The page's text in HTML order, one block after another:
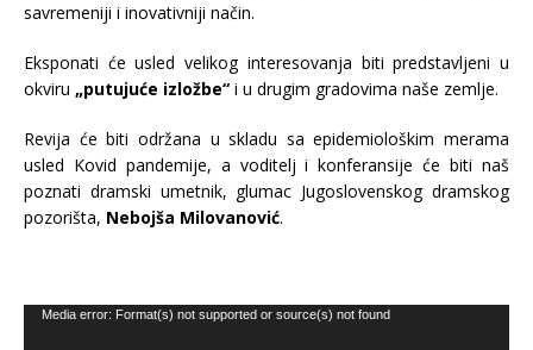
savremeniji i inovativniji način.
Eksponati će usled velikog interesovanja biti predstavljeni u
okviru „putujuće izložbe“ i u drugim gradovima naše zemlje.
Revija će biti održana u skladu sa epidemiološkim merama
usled Kovid pandemije, a voditelj i konferansije će biti naš
poznati dramski umetnik, glumac Jugoslovenskog dramskog
pozorišta, Nebojša Milovanović.
Прегледач
Media error: Format(s) not supported or source(s) not found